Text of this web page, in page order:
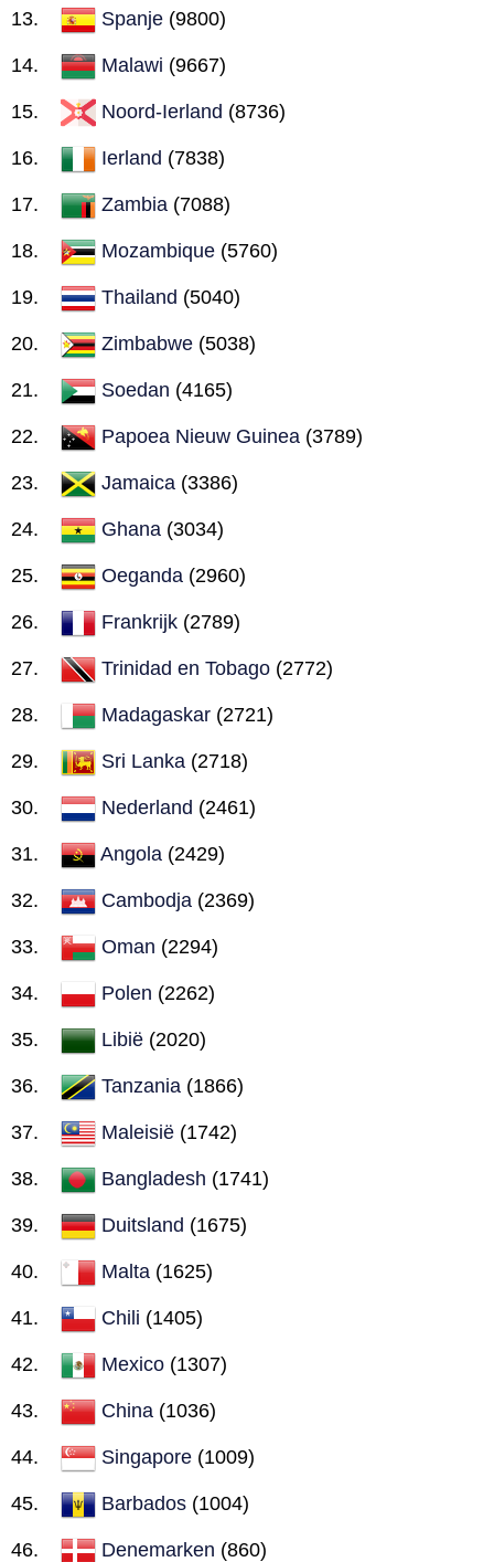
Spanje (9800)
Malawi (9667)
Noord-Ierland (8736)
Ierland (7838)
Zambia (7088)
Mozambique (5760)
Thailand (5040)
Zimbabwe (5038)
Soedan (4165)
Papoea Nieuw Guinea (3789)
Jamaica (3386)
Ghana (3034)
Oeganda (2960)
Frankrijk (2789)
Trinidad en Tobago (2772)
Madagaskar (2721)
Sri Lanka (2718)
Nederland (2461)
Angola (2429)
Cambodja (2369)
Oman (2294)
Polen (2262)
Libië (2020)
Tanzania (1866)
Maleisië (1742)
Bangladesh (1741)
Duitsland (1675)
Malta (1625)
Chili (1405)
Mexico (1307)
China (1036)
Singapore (1009)
Barbados (1004)
Denemarken (860)